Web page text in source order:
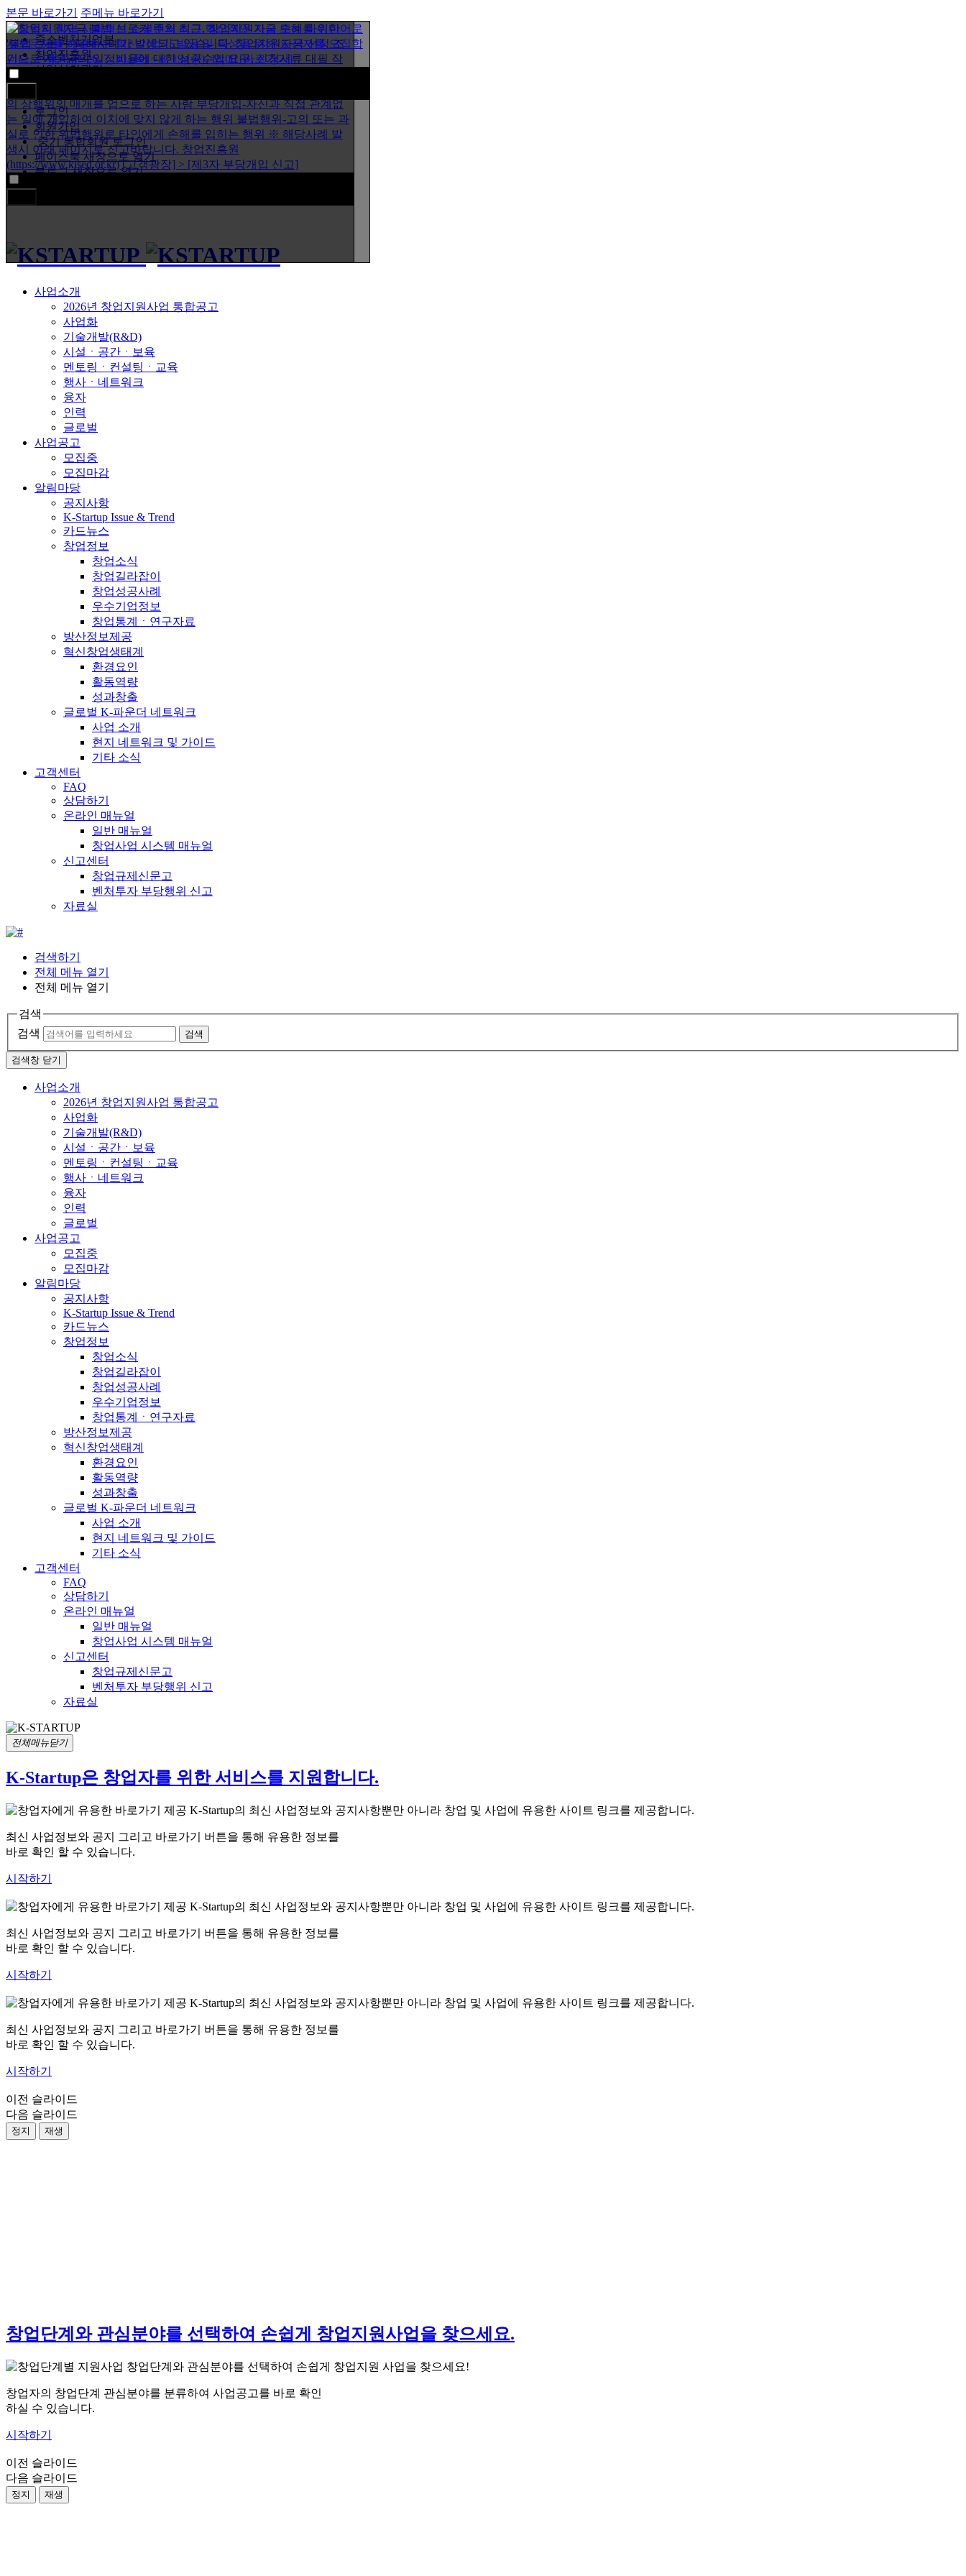
본문 바로가기 주메뉴 바로가기
중소벤처기업부
창업진흥원
사업신청관리
자주하는 질문
로그인
회원가입
중기 통합회원 로그인
페이스북 새창으로 열기
블로그 새창으로 열기
사업소개
2026년 창업지원사업 통합공고
사업화
기술개발(R&D)
시설ㆍ공간ㆍ보육
멘토링ㆍ컨설팅ㆍ교육
행사ㆍ네트워크
융자
인력
글로벌
사업공고
모집중
모집마감
알림마당
공지사항
K-Startup Issue & Trend
카드뉴스
창업정보
창업소식
창업길라잡이
창업성공사례
우수기업정보
창업통계ㆍ연구자료
방산정보제공
혁신창업생태계
환경요인
활동역량
성과창출
글로벌 K-파운더 네트워크
사업 소개
현지 네트워크 및 가이드
기타 소식
고객센터
FAQ
상담하기
온라인 매뉴얼
일반 매뉴얼
창업사업 시스템 매뉴얼
신고센터
창업규제신문고
벤처투자 부당행위 신고
자료실
검색하기
전체 메뉴 열기
전체 메뉴 열기
검색
검색
검색
검색창 닫기
사업소개
2026년 창업지원사업 통합공고
사업화
기술개발(R&D)
시설ㆍ공간ㆍ보육
멘토링ㆍ컨설팅ㆍ교육
행사ㆍ네트워크
융자
인력
글로벌
사업공고
모집중
모집마감
알림마당
공지사항
K-Startup Issue & Trend
카드뉴스
창업정보
창업소식
창업길라잡이
창업성공사례
우수기업정보
창업통계ㆍ연구자료
방산정보제공
혁신창업생태계
환경요인
활동역량
성과창출
글로벌 K-파운더 네트워크
사업 소개
현지 네트워크 및 가이드
기타 소식
고객센터
FAQ
상담하기
온라인 매뉴얼
일반 매뉴얼
창업사업 시스템 매뉴얼
신고센터
창업규제신문고
벤처투자 부당행위 신고
자료실
전체메뉴닫기
K-Startup은 창업자를 위한 서비스를 지원합니다.
최신 사업정보와 공지 그리고 바로가기 버튼을 통해 유용한 정보를
바로 확인 할 수 있습니다.
시작하기
최신 사업정보와 공지 그리고 바로가기 버튼을 통해 유용한 정보를
바로 확인 할 수 있습니다.
시작하기
최신 사업정보와 공지 그리고 바로가기 버튼을 통해 유용한 정보를
바로 확인 할 수 있습니다.
시작하기
이전 슬라이드
다음 슬라이드
정지 재생
창업단계와 관심분야를 선택하여 손쉽게 창업지원사업을 찾으세요.
창업자의 창업단계 관심분야를 분류하여 사업공고를 바로 확인
하실 수 있습니다.
시작하기
이전 슬라이드
다음 슬라이드
정지 재생